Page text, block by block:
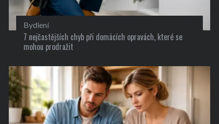
Bydlení
7 nejčastějších chyb při domácích opravách, které se
mohou prodražit